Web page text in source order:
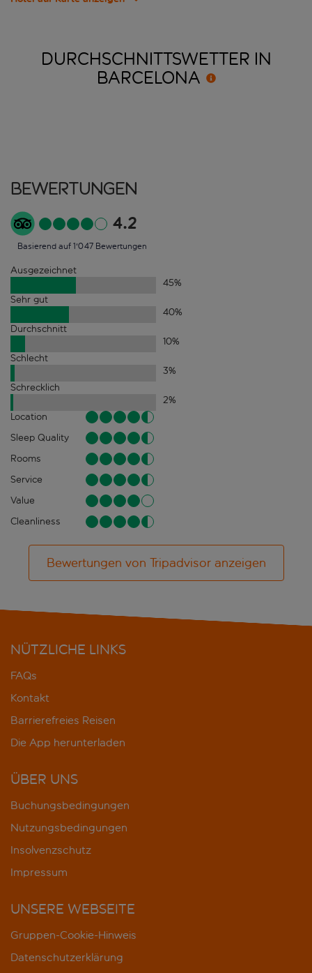
DURCHSCHNITTSWETTER IN
BARCELONA
Bewertungen
4.2
Basierend auf 1'047 Bewertungen
Ausgezeichnet
45%
Sehr gut
40%
Durchschnitt
10%
Schlecht
3%
Schrecklich
2%
Location
Sleep Quality
Rooms
Service
Value
Cleanliness
Bewertungen von Tripadvisor anzeigen
NÜTZLICHE LINKS
FAQs
Kontakt
Barrierefreies Reisen
Die App herunterladen
ÜBER UNS
Buchungsbedingungen
Nutzungsbedingungen
Insolvenzschutz
Impressum
UNSERE WEBSEITE
Gruppen-Cookie-Hinweis
Datenschutzerklärung